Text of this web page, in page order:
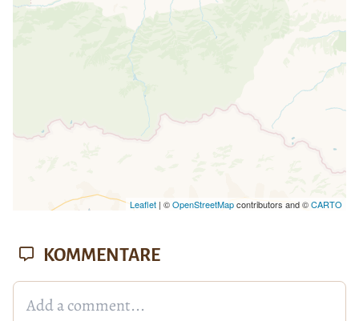
Leaflet| ©OpenStreetMapcontributors and ©CARTO
KOMMENTARE